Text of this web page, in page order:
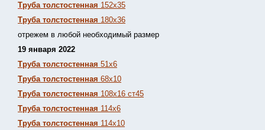
Труба толстостенная 152х35
Труба толстостенная 180х36
отрежем в любой необходимый размер
19 января 2022
Труба толстостенная 51х6
Труба толстостенная 68х10
Труба толстостенная 108х16 ст45
Труба толстостенная 114х6
Труба толстостенная 114х10